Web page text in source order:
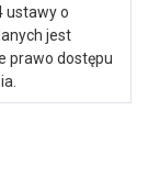
ustawy o
jest
prawo dostępu